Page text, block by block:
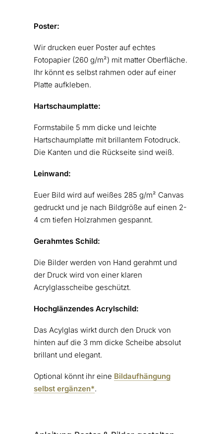
Poster:
Wir drucken euer Poster auf echtes
Fotopapier (260 g/m²) mit matter Oberfläche.
Ihr könnt es selbst rahmen oder auf einer
Platte aufkleben.
Hartschaumplatte:
Formstabile 5 mm dicke und leichte
Hartschaumplatte mit brillantem Fotodruck.
Die Kanten und die Rückseite sind weiß.
Leinwand:
Euer Bild wird auf weißes 285 g/m² Canvas
gedruckt und je nach Bildgröße auf einen 2-
4 cm tiefen Holzrahmen gespannt.
Gerahmtes Schild:
Die Bilder werden von Hand gerahmt und
der Druck wird von einer klaren
Acrylglasscheibe geschützt.
Hochglänzendes Acrylschild:
Das Acylglas wirkt durch den Druck von
hinten auf die 3 mm dicke Scheibe absolut
brillant und elegant.
Optional könnt ihr eine Bildaufhängung
selbst ergänzen*.